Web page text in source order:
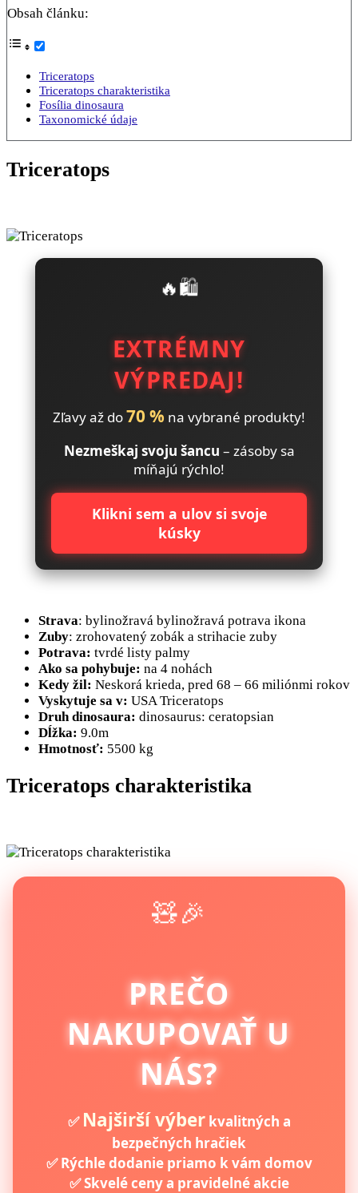
Obsah článku:
Triceratops
Triceratops charakteristika
Fosília dinosaura
Taxonomické údaje
Triceratops
🔥🛍️
EXTRÉMNY
VÝPREDAJ!
Zľavy až do70 % na vybrané produkty!
Nezmeškaj svoju šancu – zásoby sa
míňajú rýchlo!
Klikni sem a ulov si svoje
kúsky
Strava: bylinožravá bylinožravá potrava ikona
Zuby: zrohovatený zobák a strihacie zuby
Potrava: tvrdé listy palmy
Ako sa pohybuje: na 4 nohách
Kedy žil: Neskorá krieda, pred 68 – 66 miliónmi rokov
Vyskytuje sa v: USA Triceratops
Druh dinosaura: dinosaurus: ceratopsian
Dĺžka: 9.0m
Hmotnosť: 5500 kg
Triceratops charakteristika
🧸🎉
PREČO
NAKUPOVAŤ U
NÁS?
✅ Najširší výberkvalitných a
bezpečných hračiek
✅ Rýchle dodanie priamo k vám domov
✅ Skvelé ceny a pravidelné akcie